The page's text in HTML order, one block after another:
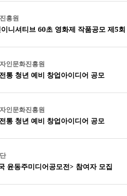
흥원
니셔티브 60초 영화제 작품공모 제5
인문화진흥원
통 청년 예비 창업아이디어 공모
인문화진흥원
통 청년 예비 창업아이디어 공모
윤동주미디어공모전> 참여자 모집